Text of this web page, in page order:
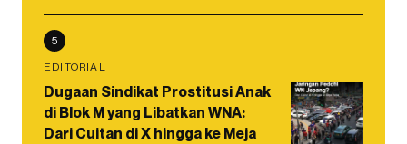
5
EDITORIAL
Dugaan Sindikat Prostitusi Anak
di Blok M yang Libatkan WNA:
Dari Cuitan di X hingga ke Meja